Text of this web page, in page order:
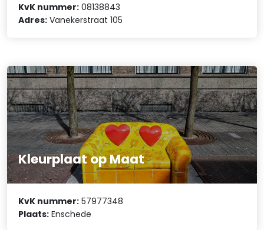
KvK nummer: 08138843
Adres: Vanekerstraat 105
Kleurplaat op Maat
KvK nummer: 57977348
Plaats: Enschede